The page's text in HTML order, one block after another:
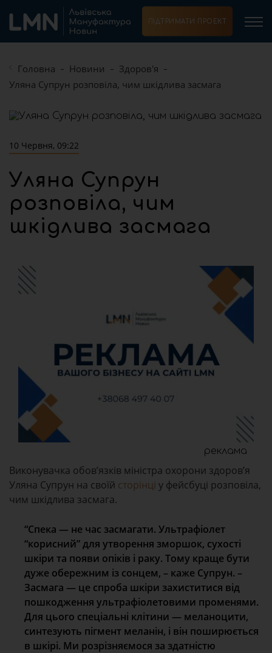
ПІДТРИМАТИ ПРОЕКТ
Головна Новини
Здоров'я
Уляна Супрун розповіла, чим шкідлива засмага
10 Червня, 09:22
Уляна Супрун
розповіла, чим
шкідлива засмага
реклама
Виконувачка обов’язків міністра охорони здоров’я
Уляна Супрун на своїй сторінці у фейсбуці розповіла,
чим шкідлива засмага.
“Спека — не час засмагати. Ультрафіолет
“корисний” для утворення зморшок, сухості
шкіри та появи опіків і раку. Тому краще бути
дуже обережним із сонцем, – каже Супрун. –
Засмага — це спроба шкіри захиститися від
пошкодження ультрафіолетовими променями.
Для цього спеціальні клітини — меланоцити,
синтезують пігмент меланін, і він поширюється
в шкірі. Ми розрізняємося за здатністю